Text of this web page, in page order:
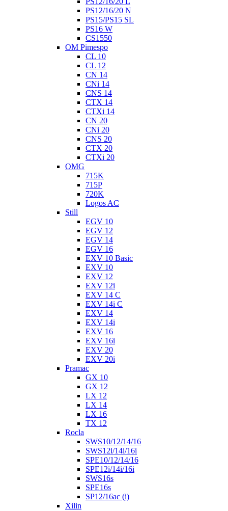
PS12/16/20 N
PS15/PS15 SL
PS16 W
CS1550
OM Pimespo
CL 10
CL 12
CN 14
CNi 14
CNS 14
CTX 14
CTXi 14
CN 20
CNi 20
CNS 20
CTX 20
CTXi 20
OMG
715K
715P
720K
Logos AC
Still
EGV 10
EGV 12
EGV 14
EGV 16
EXV 10 Basic
EXV 10
EXV 12
EXV 12i
EXV 14 C
EXV 14i C
EXV 14
EXV 14i
EXV 16
EXV 16i
EXV 20
EXV 20i
Pramac
GX 10
GX 12
LX 12
LX 14
LX 16
TX 12
Rocla
SWS10/12/14/16
SWS12i/14i/16i
SPE10/12/14/16
SPE12i/14i/16i
SWS16s
SPE16s
SP12/16ac (i)
Xilin